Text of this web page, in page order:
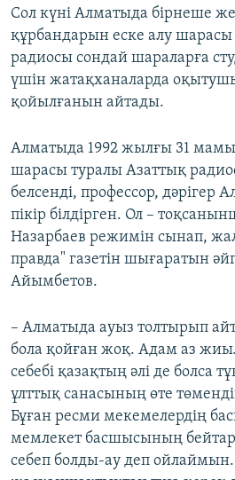
Сол күні Алматыда бірнеше
құрбандарын еске алу шарасы
радиосы сондай шараларға
үшін жатақханаларда
қойылғанын айтады.
Алматыда 1992 жылғы 31
шарасы туралы Азаттық
белсенді, профессор, дәрігер
пікір білдірген. Ол –
Назарбаев режимін сынап,
правда" газетін шығаратын
Айымбетов.
– Алматыда ауыз толтырып
бола қойған жоқ. Адам аз
себебі қазақтың әлі де болса
ұлттық санасының өте
Бұған ресми мекемелердің
мемлекет басшысының
себеп болды-ау деп